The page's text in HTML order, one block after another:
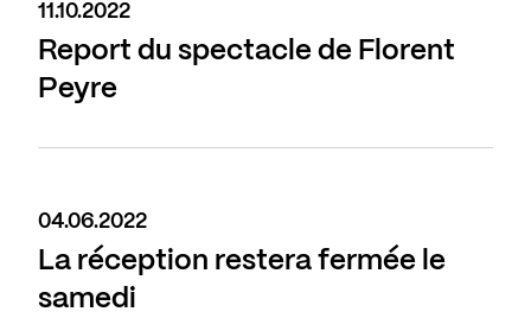
11.10.2022
Report du spectacle de Florent
Peyre
04.06.2022
La réception restera fermée le
samedi